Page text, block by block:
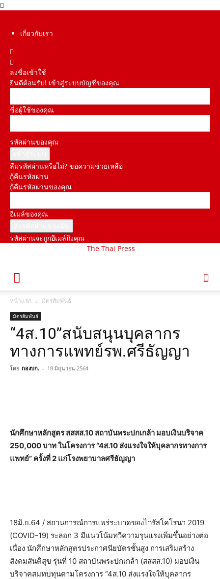
เกี่ยวกับเรา
ลงชื่อเข้าใช้
ยินดีต้อนรับ! เข้าสู่ระบบบัญชีของคุณ
ชื่อผู้ใช้ของคุณ
รหัสผ่านของคุณ
ลืมรหัสผ่านหรือไม่? ขอความช่วยเหลือ
กู้คืนรหัสผ่าน
กู้คืนรหัสผ่านของคุณ
อีเมล์ของคุณ
รหัสผ่านจะถูกอีเมล์ถึงคุณ
The Thai Press
หน้าแรก มิตรสัมพันธ์
มิตรสัมพันธ์
“4ส.10”สนับสนุนบุคลากร
ทางการแพทย์รพ.ศรีธัญญา
โดย กองบก. - 18 มิถุนายน 2564
นักศึกษา​หลักสูตร​ สสสส.10 สถาบัน​พระปกเกล้า​ มอบเงินบริจาค​
250,000 บาท​ ในโครงการ​ “4ส.10 ส่งแรงใจให้บุคลากรทางการ
แพทย์” ครั้งที่ 2 แก่โรงพยาบาลศรีธัญญา
18มิ.ย.64 / สถานการณ์การแพร่ระบาดของไวรัสโคโรนา 2019
(COVID-19)​ ระลอก​ 3 มีแนวโน้มทวีความรุนแรงเพิ่มขึ้นอย่างต่อ
เนื่อง​ นักศึกษาหลักสูตรประกาศนียบัตรชั้นสูง การเสริมสร้าง
สังคมสันติสุข​ รุ่นที่ 10​ สถาบันพระปกเกล้า (สสสส.10)​ มอบเงิน
บริจาคสมทบทุนตามโครงการ​ “4ส.10 ส่งแรงใจให้บุคลากร